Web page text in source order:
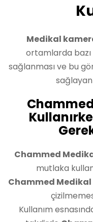
Medikal
ortamlarda bazı
sağlanması ve bu
Chammed
mutlaka
Chammed
Kullanım